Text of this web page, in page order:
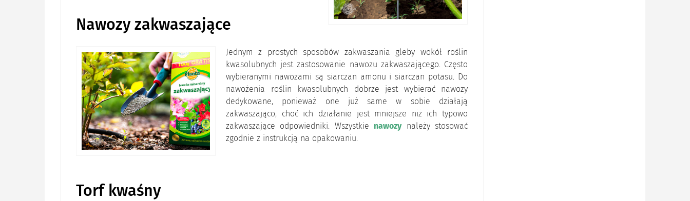
Nawozy zakwaszające
Jednym z prostych sposobów zakwaszania gleby wokół roślin
kwasolubnych jest zastosowanie nawozu zakwaszającego. Często
wybieranymi nawozami są siarczan amonu i siarczan potasu. Do
nawożenia roślin kwasolubnych dobrze jest wybierać nawozy
dedykowane, ponieważ one już same w sobie działają
zakwaszająco, choć ich działanie jest mniejsze niż ich typowo
zakwaszające odpowiedniki. Wszystkie nawozynależy stosować
zgodnie z instrukcją na opakowaniu.
Torf kwaśny